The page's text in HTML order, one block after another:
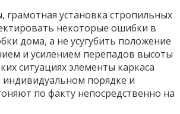
грамотная установка стропильных
некоторые ошибки в
дома, а не усугубить положение
и усилением перепадов высоты
ситуациях элементы каркаса
порядке и
по факту непосредственно на